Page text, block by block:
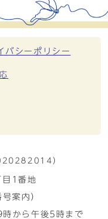
バシーポリシー
）
1番地
号案内）
から午後5時まで